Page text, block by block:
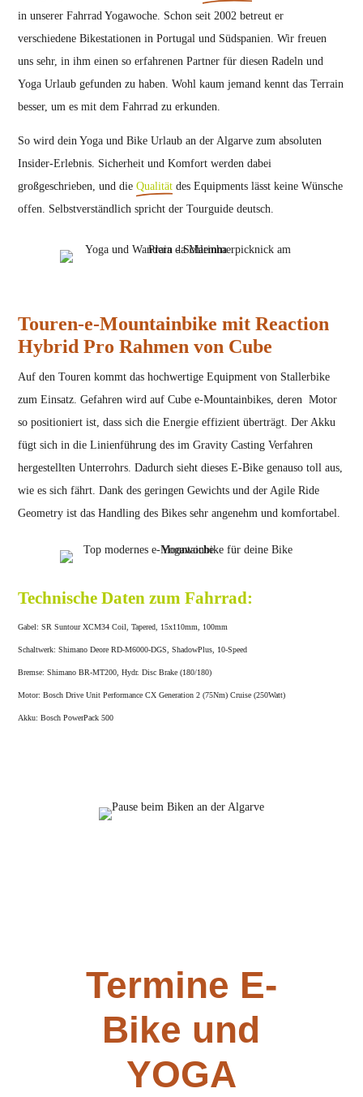
in unserer Fahrrad Yogawoche. Schon seit 2002 betreut er
verschiedene Bikestationen in Portugal und Südspanien. Wir freuen
uns sehr, in ihm einen so erfahrenen Partner für diesen Radeln und
Yoga Urlaub gefunden zu haben. Wohl kaum jemand kennt das Terrain
besser, um es mit dem Fahrrad zu erkunden.
So wird dein Yoga und Bike Urlaub an der Algarve zum absoluten
Insider-Erlebnis. Sicherheit und Komfort werden dabei
großgeschrieben, und dieQualität des Equipments lässt keine Wünsche
offen. Selbstverständlich spricht der Tourguide deutsch.
Touren-e-Mountainbike mit Reaction
Hybrid Pro Rahmen von Cube
Auf den Touren kommt das hochwertige Equipment von Stallerbike
zum Einsatz. Gefahren wird auf Cube e-Mountainbikes, deren Motor
so positioniert ist, dass sich die Energie effizient überträgt. Der Akku
fügt sich in die Linienführung des im Gravity Casting Verfahren
hergestellten Unterrohrs. Dadurch sieht dieses E-Bike genauso toll aus,
wie es sich fährt. Dank des geringen Gewichts und der Agile Ride
Geometry ist das Handling des Bikes sehr angenehm und komfortabel.
Technische Daten zum Fahrrad:
Gabel: SR Suntour XCM34 Coil, Tapered, 15x110mm, 100mm
Schaltwerk: Shimano Deore RD-M6000-DGS, ShadowPlus, 10-Speed
Bremse: Shimano BR-MT200, Hydr. Disc Brake (180/180)
Motor: Bosch Drive Unit Performance CX Generation 2 (75Nm) Cruise (250Watt)
Akku: Bosch PowerPack 500
Termine E-
Bike und
YOGA